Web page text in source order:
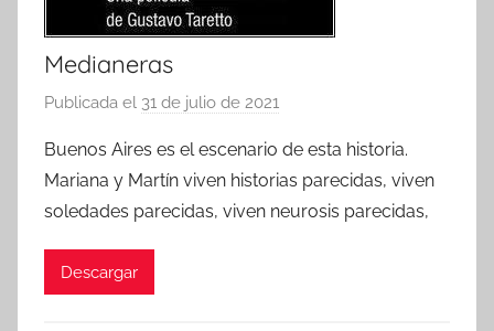
Medianeras
Publicada el 31 de julio de 2021
r
Buenos Aires es el escenario de esta historia.
Mariana y Martín viven historias parecidas, viven
soledades parecidas, viven neurosis parecidas,
Descargar